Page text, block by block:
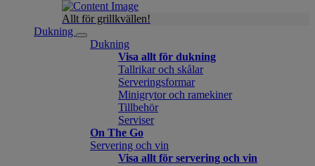
Allt för grillkvällen!
Dukning
Dukning
Visa allt för dukning
Tallrikar och skålar
Serveringsformar
Minigrytor och ramekiner
Tillbehör
Serviser
On The Go
Servering och vin
Visa allt för servering och vin